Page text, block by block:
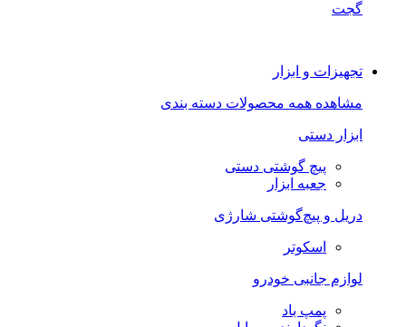
گجت
تجهیزات و ابزار
مشاهده همه محصولات دسته بندی
ابزار دستی
پیچ گوشتی دستی
جعبه ابزار
دریل و پیچ‌گوشتی شارژی
اسکوتر
لوازم جانبی خودرو
پمپ باد